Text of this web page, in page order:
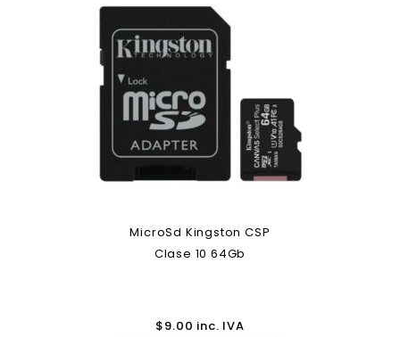
MicroSd Kingston CSP
Clase 10 64Gb
$9.00 inc. IVA